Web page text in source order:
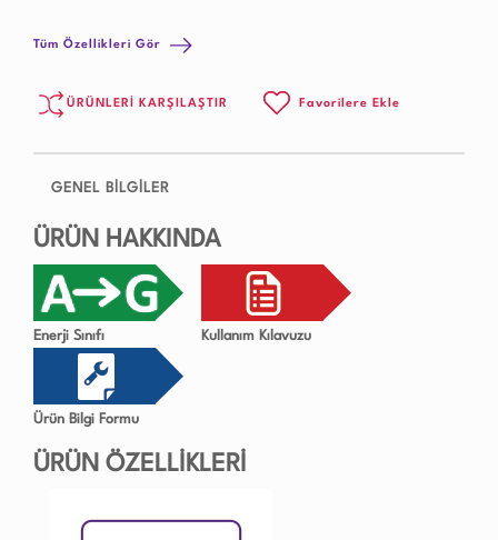
Tüm Özellikleri Gör
ÜRÜNLERİ KARŞILAŞTIR Favorilere Ekle
GENEL BİLGİLER
ÜRÜN HAKKINDA
Enerji Sınıfı Kullanım Kılavuzu
Ürün Bilgi Formu
ÜRÜN ÖZELLİKLERİ